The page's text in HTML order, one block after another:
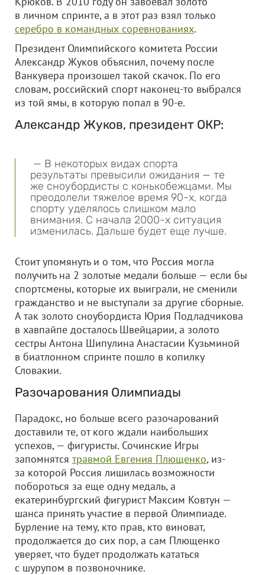
в личном спринте, а в этот раз взял только
серебро в командных соревнованиях.
Президент Олимпийского комитета России
Александр Жуков объяснил, почему после
Ванкувера произошел такой скачок. По его
словам, российский спорт наконец-то выбрался
из той ямы, в которую попал в 90-е.
Александр Жуков, президент ОКР:
— В некоторых видах спорта
результаты превысили ожидания — те
же сноубордисты с конькобежцами. Мы
преодолели тяжелое время 90-х, когда
спорту уделялось слишком мало
внимания. С начала 2000-х ситуация
изменилась. Дальше будет еще лучше.
Стоит упомянуть и о том, что Россия могла
получить на 2 золотые медали больше — если бы
спортсмены, которые их выиграли, не сменили
гражданство и не выступали за другие сборные.
А так золото сноубордиста Юрия Подладчикова
в хавпайпе досталось Швейцарии, а золото
сестры Антона Шипулина Анастасии Кузьминой
в биатлонном спринте пошло в копилку
Словакии.
Разочарования Олимпиады
Парадокс, но больше всего разочарований
доставили те, от кого ждали наибольших
успехов, — фигуристы. Сочинские Игры
запомнятся травмой Евгения Плющенко, из-
за которой Россия лишилась возможности
побороться за еще одну медаль, а
екатеринбургский фигурист Максим Ковтун —
шанса принять участие в первой Олимпиаде.
Бурление на тему, кто прав, кто виноват,
продолжается до сих пор, а сам Плющенко
уверяет, что будет продолжать кататься
с шурупом в позвоночнике.